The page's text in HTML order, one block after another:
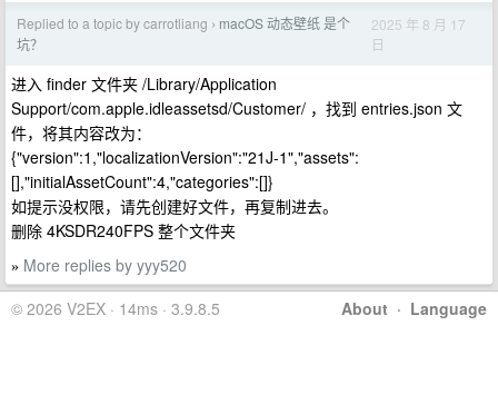
Replied to a topic by carrotliang › macOS 动态壁纸 是个
坑？
2025 年 8 月 17
日
进入 finder 文件夹 /Library/Application
Support/com.apple.idleassetsd/Customer/ ，找到 entries.json 文
件，将其内容改为：
{"version":1,"localizationVersion":"21J-1","assets":
[],"initialAssetCount":4,"categories":[]}
如提示没权限，请先创建好文件，再复制进去。
删除 4KSDR240FPS 整个文件夹
» More replies by yyy520
About · Language
© 2026 V2EX · 14ms · 3.9.8.5